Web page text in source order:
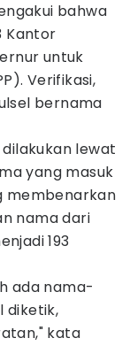
bahwa
Kantor
untuk
Verifikasi,
bernama
lewat
yang masuk
membenarkan
nama dari
193
ada nama-
diketik,
kata